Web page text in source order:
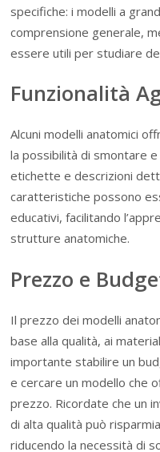
specifiche: i modelli a
comprensione generale,
essere utili per studiare
Funzionalità
Alcuni modelli anatomici
la possibilità di smontare
etichette e descrizioni
caratteristiche possono
educativi, facilitando
strutture anatomiche.
Prezzo e
Il prezzo dei modelli
base alla qualità, ai
importante stabilire un
e cercare un modello che
prezzo. Ricordate che un
di alta qualità può
riducendo la necessità di